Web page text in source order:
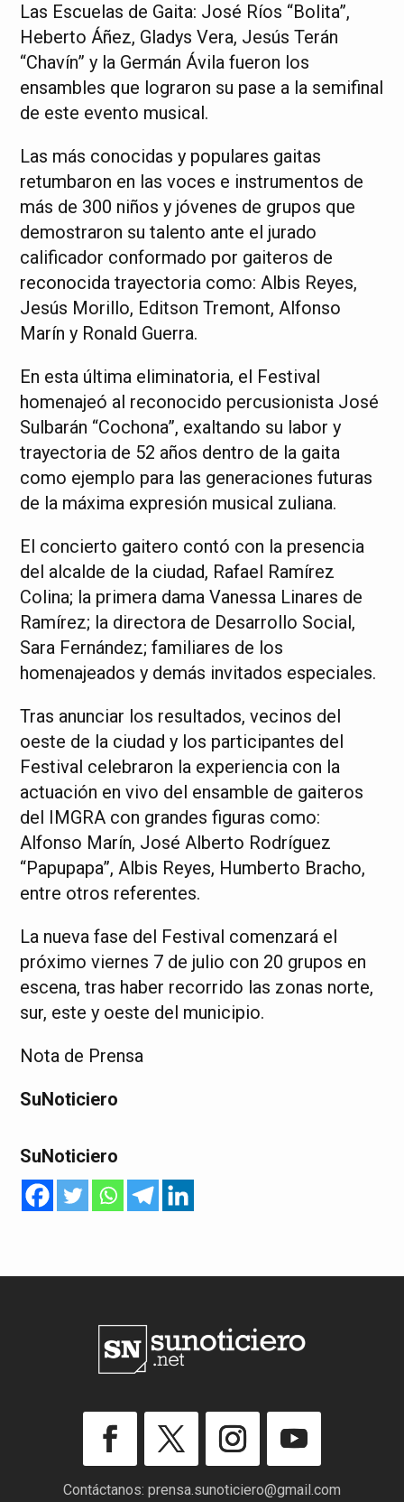
Las Escuelas de Gaita: José Ríos “Bolita”,
Heberto Áñez, Gladys Vera, Jesús Terán
“Chavín” y la Germán Ávila fueron los
ensambles que lograron su pase a la semifinal
de este evento musical.
Las más conocidas y populares gaitas
retumbaron en las voces e instrumentos de
más de 300 niños y jóvenes de grupos que
demostraron su talento ante el jurado
calificador conformado por gaiteros de
reconocida trayectoria como: Albis Reyes,
Jesús Morillo, Editson Tremont, Alfonso
Marín y Ronald Guerra.
En esta última eliminatoria, el Festival
homenajeó al reconocido percusionista José
Sulbarán “Cochona”, exaltando su labor y
trayectoria de 52 años dentro de la gaita
como ejemplo para las generaciones futuras
de la máxima expresión musical zuliana.
El concierto gaitero contó con la presencia
del alcalde de la ciudad, Rafael Ramírez
Colina; la primera dama Vanessa Linares de
Ramírez; la directora de Desarrollo Social,
Sara Fernández; familiares de los
homenajeados y demás invitados especiales.
Tras anunciar los resultados, vecinos del
oeste de la ciudad y los participantes del
Festival celebraron la experiencia con la
actuación en vivo del ensamble de gaiteros
del IMGRA con grandes figuras como:
Alfonso Marín, José Alberto Rodríguez
“Papupapa”, Albis Reyes, Humberto Bracho,
entre otros referentes.
La nueva fase del Festival comenzará el
próximo viernes 7 de julio con 20 grupos en
escena, tras haber recorrido las zonas norte,
sur, este y oeste del municipio.
Nota de Prensa
SuNoticiero
SuNoticiero
Contáctanos: prensa.sunoticiero@gmail.com